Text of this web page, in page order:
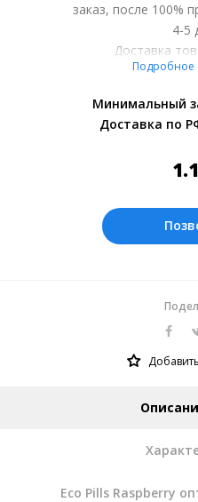
заказ, после 100%
4-5
Доставка
осуществляется
Более подробно
сайте
Подробное
Минимальный
Доставка по
Eco Pills Raspberry